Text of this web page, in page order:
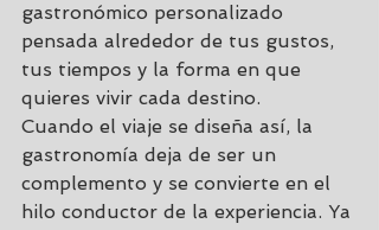
gastronómico personalizado
pensada alrededor de tus gustos,
tus tiempos y la forma en que
quieres vivir cada destino.
Cuando el viaje se diseña así, la
gastronomía deja de ser un
complemento y se convierte en el
hilo conductor de la experiencia. Ya